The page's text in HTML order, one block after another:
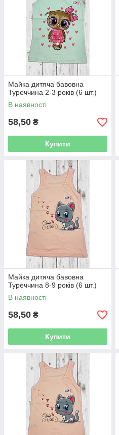
Майка дитяча бавовна
Туреччина 2-3 років (6 шт.)
В наявності
58,50 ₴
Купити
Майка дитяча бавовна
Туреччина 8-9 років (6 шт.)
В наявності
58,50 ₴
Купити